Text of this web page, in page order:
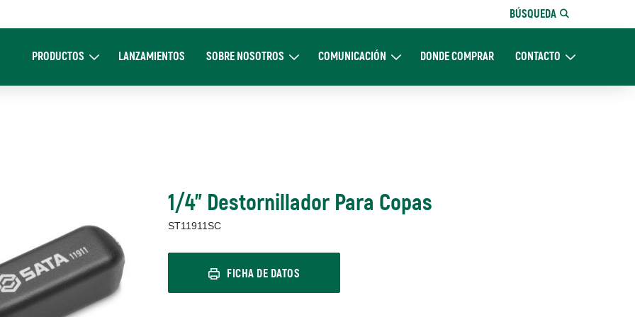
BÚSQUEDA
navigation
PRODUCTOSExpand ProductosLANZAMIENTOS SOBRE NOSOTROSExpand Sobre NosotrosCOMUNICACIÓNExpand ComunicaciónDONDE COMPRAR CONTACTOExpand CONTACTO
1/4" Destornillador Para Copas
ST11911SC
FICHA DE DATOS